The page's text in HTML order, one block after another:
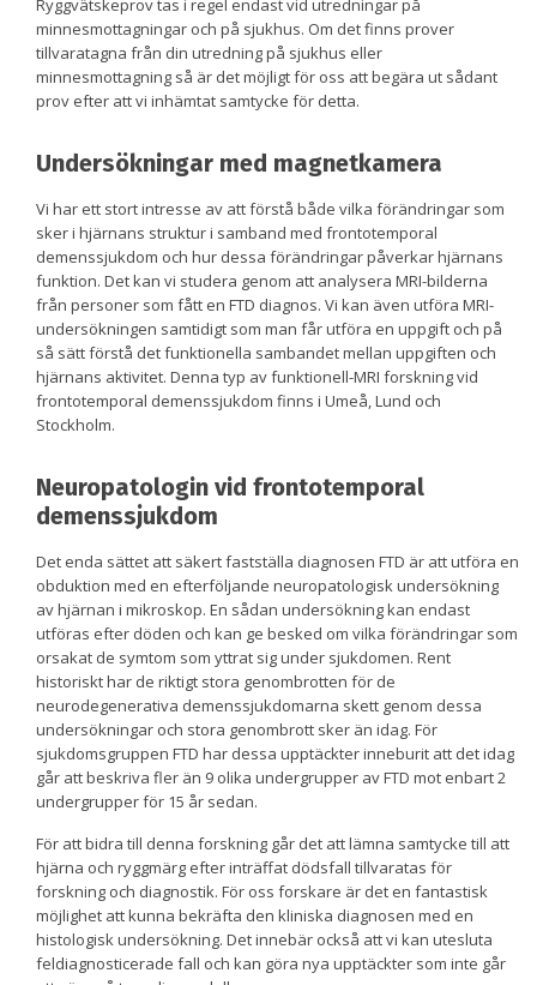
Ryggvätskeprov tas i regel endast vid utredningar på
minnesmottagningar och på sjukhus. Om det finns prover
tillvaratagna från din utredning på sjukhus eller
minnesmottagning så är det möjligt för oss att begära ut sådant
prov efter att vi inhämtat samtycke för detta.
Undersökningar med magnetkamera
Vi har ett stort intresse av att förstå både vilka förändringar som
sker i hjärnans struktur i samband med frontotemporal
demenssjukdom och hur dessa förändringar påverkar hjärnans
funktion. Det kan vi studera genom att analysera MRI-bilderna
från personer som fått en FTD diagnos. Vi kan även utföra MRI-
undersökningen samtidigt som man får utföra en uppgift och på
så sätt förstå det funktionella sambandet mellan uppgiften och
hjärnans aktivitet. Denna typ av funktionell-MRI forskning vid
frontotemporal demenssjukdom finns i Umeå, Lund och
Stockholm.
Neuropatologin vid frontotemporal
demenssjukdom
Det enda sättet att säkert fastställa diagnosen FTD är att utföra en
obduktion med en efterföljande neuropatologisk undersökning
av hjärnan i mikroskop. En sådan undersökning kan endast
utföras efter döden och kan ge besked om vilka förändringar som
orsakat de symtom som yttrat sig under sjukdomen. Rent
historiskt har de riktigt stora genombrotten för de
neurodegenerativa demenssjukdomarna skett genom dessa
undersökningar och stora genombrott sker än idag. För
sjukdomsgruppen FTD har dessa upptäckter inneburit att det idag
går att beskriva fler än 9 olika undergrupper av FTD mot enbart 2
undergrupper för 15 år sedan.
För att bidra till denna forskning går det att lämna samtycke till att
hjärna och ryggmärg efter inträffat dödsfall tillvaratas för
forskning och diagnostik. För oss forskare är det en fantastisk
möjlighet att kunna bekräfta den kliniska diagnosen med en
histologisk undersökning. Det innebär också att vi kan utesluta
feldiagnosticerade fall och kan göra nya upptäckter som inte går